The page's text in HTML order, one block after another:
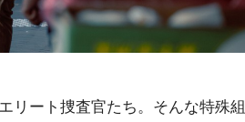
リート捜査官たち。そんな特殊組